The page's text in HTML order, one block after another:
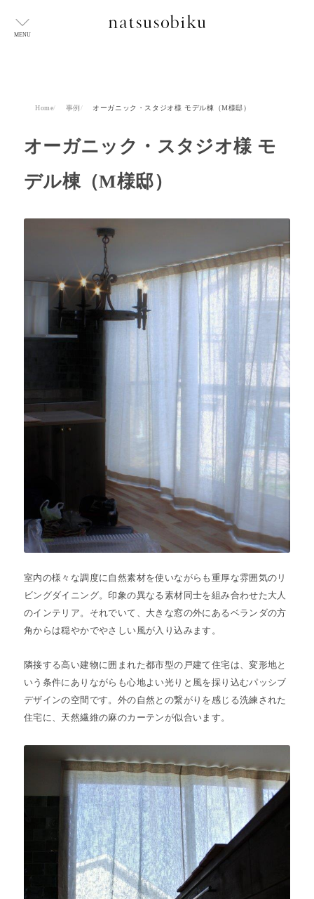
MENU
Home 事例 オーガニック・スタジオ様 モデル棟（M様邸）
オーガニック・スタジオ様 モ
デル棟（M様邸）
室内の様々な調度に自然素材を使いながらも重厚な雰囲気のリ
ビングダイニング。印象の異なる素材同士を組み合わせた大人
のインテリア。それでいて、大きな窓の外にあるベランダの方
角からは穏やかでやさしい風が入り込みます。
隣接する高い建物に囲まれた都市型の戸建て住宅は、変形地と
いう条件にありながらも心地よい光りと風を採り込むパッシブ
デザインの空間です。外の自然との繋がりを感じる洗練された
住宅に、天然繊維の麻のカーテンが似合います。